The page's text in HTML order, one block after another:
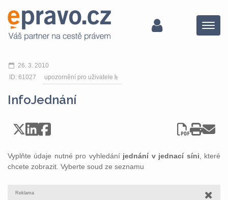
Menu
26. 3. 2010
ID: 61027
upozornění pro uživatele
InfoJednání
Vyplňte údaje nutné pro vyhledání jednání v jednací síni , které
chcete zobrazit. Vyberte soud ze seznamu
Reklama